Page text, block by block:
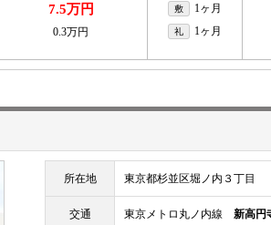
7.5万円
0.3万円
敷 1ヶ月
礼 1ヶ月
所在地 東京都杉並区堀ノ内３丁目
交通 東京メトロ丸ノ内線 新高円